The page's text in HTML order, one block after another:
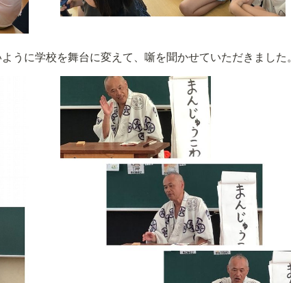
うに学校を舞台に変えて、噺を聞かせていただきました。